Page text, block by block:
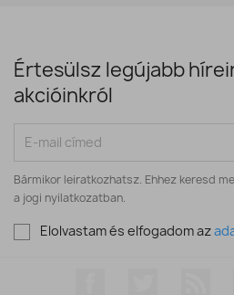
Értesülsz legújabb
akcióinkról
Bármikor leiratkozhatsz. Ehhez keresd
a jogi nyilatkozatban.
Elolvastam és elfogadom az